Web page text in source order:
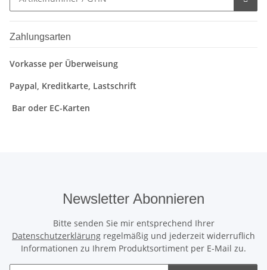
Zahlungsarten
Vorkasse per Überweisung
Paypal, Kreditkarte, Lastschrift
Bar oder EC-Karten
Newsletter Abonnieren
Bitte senden Sie mir entsprechend Ihrer
Datenschutzerklärung regelmäßig und jederzeit widerruflich
Informationen zu Ihrem Produktsortiment per E-Mail zu.